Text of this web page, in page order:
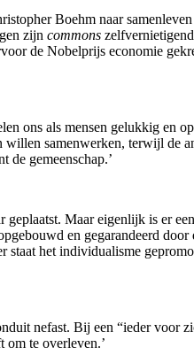
Boehm naar
zijn commons
de Nobelprijs economie
ons als mensen gelukkig en
willen samenwerken, terwijl
de gemeenschap.’
Maar eigenlijk is er
en gegarandeerd
staat het individualisme
nefast. Bij een “ieder voor
om te overleven.’